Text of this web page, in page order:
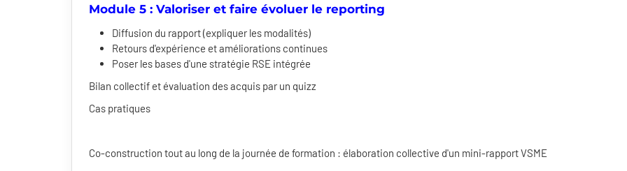
Module 5 : Valoriser et faire évoluer le reporting
Diffusion du rapport (expliquer les modalités)
Retours d'expérience et améliorations continues
Poser les bases d'une stratégie RSE intégrée
Bilan collectif et évaluation des acquis par un quizz
Cas pratiques
Co-construction tout au long de la journée de formation : élaboration collective d'un mini-rapport VSME